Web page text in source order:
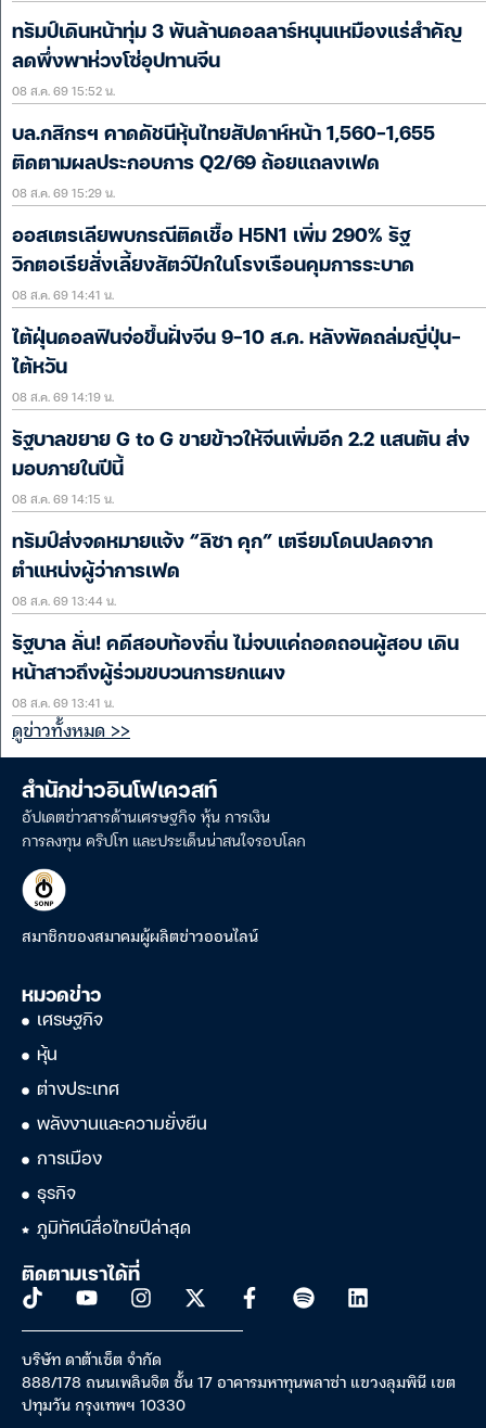
ทรัมป์เดินหน้าทุ่ม 3 พันล้านดอลลาร์หนุนเหมืองแร่สำคัญ
ลดพึ่งพาห่วงโซ่อุปทานจีน
08 ส.ค. 69 15:52 น.
บล.กสิกรฯ คาดดัชนีหุ้นไทยสัปดาห์หน้า 1,560-1,655
ติดตามผลประกอบการ Q2/69 ถ้อยแถลงเฟด
08 ส.ค. 69 15:29 น.
ออสเตรเลียพบกรณีติดเชื้อ H5N1 เพิ่ม 290% รัฐ
วิกตอเรียสั่งเลี้ยงสัตว์ปีกในโรงเรือนคุมการระบาด
08 ส.ค. 69 14:41 น.
ไต้ฝุ่นดอลฟินจ่อขึ้นฝั่งจีน 9-10 ส.ค. หลังพัดถล่มญี่ปุ่น-
ไต้หวัน
08 ส.ค. 69 14:19 น.
รัฐบาลขยาย G to G ขายข้าวให้จีนเพิ่มอีก 2.2 แสนตัน ส่ง
มอบภายในปีนี้
08 ส.ค. 69 14:15 น.
ทรัมป์ส่งจดหมายแจ้ง “ลิซา คุก” เตรียมโดนปลดจาก
ตำแหน่งผู้ว่าการเฟด
08 ส.ค. 69 13:44 น.
รัฐบาล ลั่น! คดีสอบท้องถิ่น ไม่จบแค่ถอดถอนผู้สอบ เดิน
หน้าสาวถึงผู้ร่วมขบวนการยกแผง
08 ส.ค. 69 13:41 น.
ดูข่าวทั้งหมด >>
สำนักข่าวอินโฟเควสท์
อัปเดตข่าวสารด้านเศรษฐกิจ หุ้น การเงิน
การลงทุน คริปโท และประเด็นน่าสนใจรอบโลก
สมาชิกของสมาคมผู้ผลิตข่าวออนไลน์
หมวดข่าว
เศรษฐกิจ
หุ้น
ต่างประเทศ
พลังงานและความยั่งยืน
การเมือง
ธุรกิจ
ภูมิทัศน์สื่อไทยปีล่าสุด
ติดตามเราได้ที่
บริษัท ดาต้าเซ็ต จำกัด
888/178 ถนนเพลินจิต ชั้น 17 อาคารมหาทุนพลาซ่า แขวงลุมพินี เขต
ปทุมวัน กรุงเทพฯ 10330